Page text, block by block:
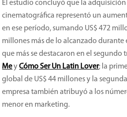
El estudio concluyó que la
cinematográfica representó un
en ese período, sumando US$ 472
millones más de lo alcanzado durante
que más se destacaron en el
MeyCómo Ser Un Latin Lover; la
global de US$ 44 millones y la
empresa también atribuyó a los
menor en marketing.